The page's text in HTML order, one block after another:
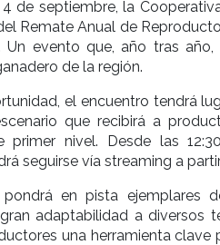
4 de septiembre, la
Remate Anual de
Un evento que, año tras
de la región.
el encuentro tendrá
que recibirá a
primer nivel. Desde las
seguirse vía streaming a
en pista ejemplares
adaptabilidad a diversos
una herramienta